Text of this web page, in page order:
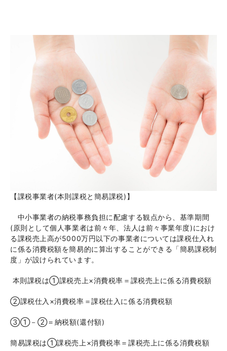
【課税事業者(本則課税と簡易課税) 】
中小事業者の納税事務負担に配慮する観点から、基準期間
(原則として個人事業者は前々年、法人は前々事業年度)におけ
る課税売上高が5000万円以下の事業者については課税仕入れ
に係る消費税額を簡易的に算出することができる「簡易課税制
度」が設けられています。
本則課税は①課税売上×消費税率＝課税売上に係る消費税額
②課税仕入×消費税率＝課税仕入に係る消費税額
③①－②＝納税額(還付額)
簡易課税は①課税売上×消費税率＝課税売上に係る消費税額